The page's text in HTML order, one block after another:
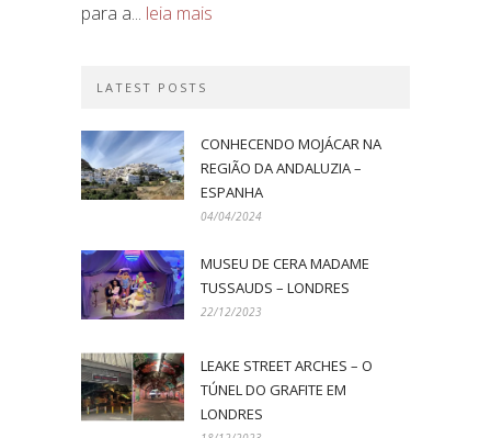
para a... leia mais
LATEST POSTS
CONHECENDO MOJÁCAR NA
REGIÃO DA ANDALUZIA –
ESPANHA
04/04/2024
MUSEU DE CERA MADAME
TUSSAUDS – LONDRES
22/12/2023
LEAKE STREET ARCHES – O
TÚNEL DO GRAFITE EM
LONDRES